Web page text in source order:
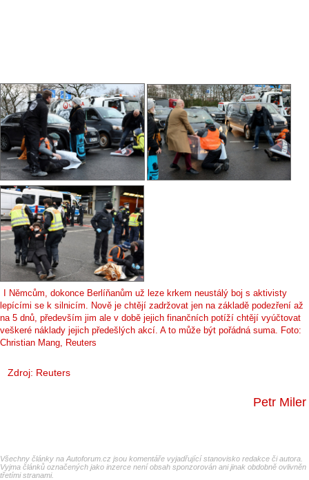
I Němcům, dokonce Berlíňanům už leze krkem neustálý boj s aktivisty
lepícími se k silnicím. Nově je chtějí zadržovat jen na základě podezření až
na 5 dnů, především jim ale v době jejich finančních potíží chtějí vyúčtovat
veškeré náklady jejich předešlých akcí. A to může být pořádná suma. Foto:
Christian Mang, Reuters
Zdroj: Reuters
Petr Miler
Všechny články na Autoforum.cz jsou komentáře vyjadřující stanovisko redakce či autora.
Vyjma článků označených jako inzerce není obsah sponzorován ani jinak obdobně ovlivněn
třetími stranami.